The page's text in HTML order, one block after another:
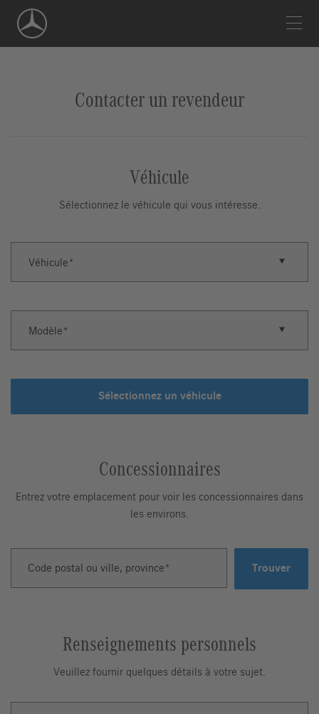
Navigation
Contacter un revendeur
Véhicule
Sélectionnez le véhicule qui vous intéresse.
Véhicule
Modèle
Sélectionnez un véhicule
Concessionnaires
Entrez votre emplacement pour voir les concessionnaires dans
les environs.
Code postal ou ville, province Trouver
Renseignements personnels
Veuillez fournir quelques détails à votre sujet.